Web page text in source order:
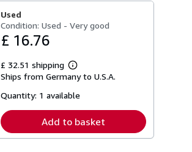
Used
Condition: Used - Very good
£ 16.76
£ 32.51 shipping
Learn
more
shipping
Ships from Germany to U.S.A.
Quantity: 1 available
Add to basket